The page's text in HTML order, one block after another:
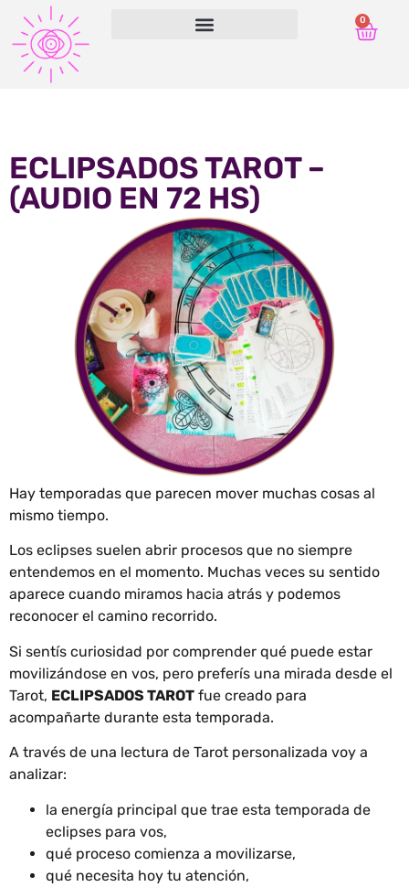
0
ECLIPSADOS TAROT –
(AUDIO EN 72 HS)
Hay temporadas que parecen mover muchas cosas al
mismo tiempo.
Los eclipses suelen abrir procesos que no siempre
entendemos en el momento. Muchas veces su sentido
aparece cuando miramos hacia atrás y podemos
reconocer el camino recorrido.
Si sentís curiosidad por comprender qué puede estar
movilizándose en vos, pero preferís una mirada desde el
Tarot, ECLIPSADOS TAROT fue creado para
acompañarte durante esta temporada.
A través de una lectura de Tarot personalizada voy a
analizar:
la energía principal que trae esta temporada de
eclipses para vos,
qué proceso comienza a movilizarse,
qué necesita hoy tu atención,